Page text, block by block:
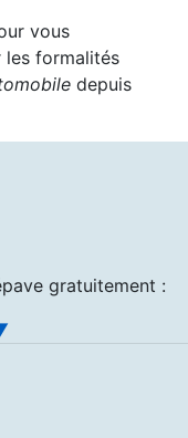
vous
les formalités
depuis
gratuitement :